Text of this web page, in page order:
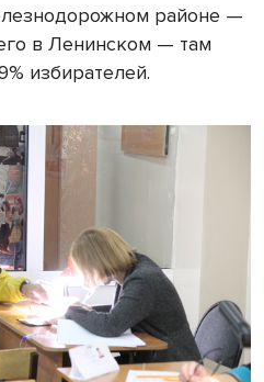
районе —
в Ленинском — там
избирателей.